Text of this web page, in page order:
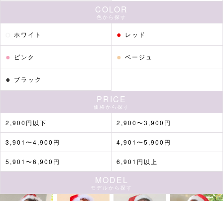
COLOR
色から探す
ホワイト ● レッド
● ピンク ● ベージュ
● ブラック
PRICE
価格から探す
2,900円以下 2,900〜3,900円
3,901〜4,900円 4,901〜5,900円
5,901〜6,900円 6,901円以上
MODEL
モデルから探す